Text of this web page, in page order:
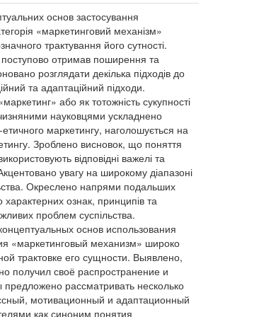
основ застосування
«маркетинговий механізм»
трактування його сутності.
отримав поширення та
розглядати декілька підходів до
та адаптаційний підходи.
або як тотожність сукупності
науковцями ускладнено
етичного маркетингу, наголошується на
Зроблено висновок, що поняття
відповідні важелі та
увагу на широкому діапазоні
Окреслено напрями подальших
ознак, принципів та
проблем суспільства.
основ использования
«маркетинговый механизм» широко
трактовке его сущности. Выявлено,
получил своё распространение и
рассматривать несколько
мотивационный и адаптационный
как синоним понятия